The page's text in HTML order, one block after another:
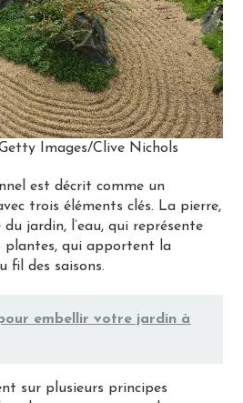
Images/Clive Nichols
est décrit comme un
trois éléments clés. La pierre,
jardin, l’eau, qui représente
plantes, qui apportent la
fil des saisons.
embellir votre jardin à
sur plusieurs principes